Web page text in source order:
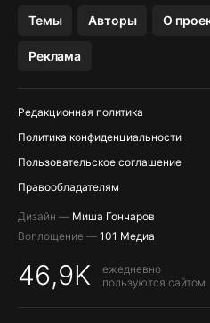
Темы Авторы О
Реклама
Редакционная политика
Политика конфиденциальности
Пользовательское соглашение
Правообладателям
Дизайн — Миша Гончаров
Воплощение — 101 Медиа
46,9K
ежедневно
пользуются сайтом